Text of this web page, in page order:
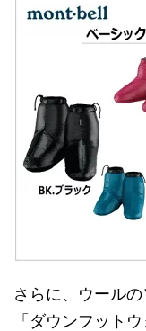
さらに、ウール
「ダウンフット